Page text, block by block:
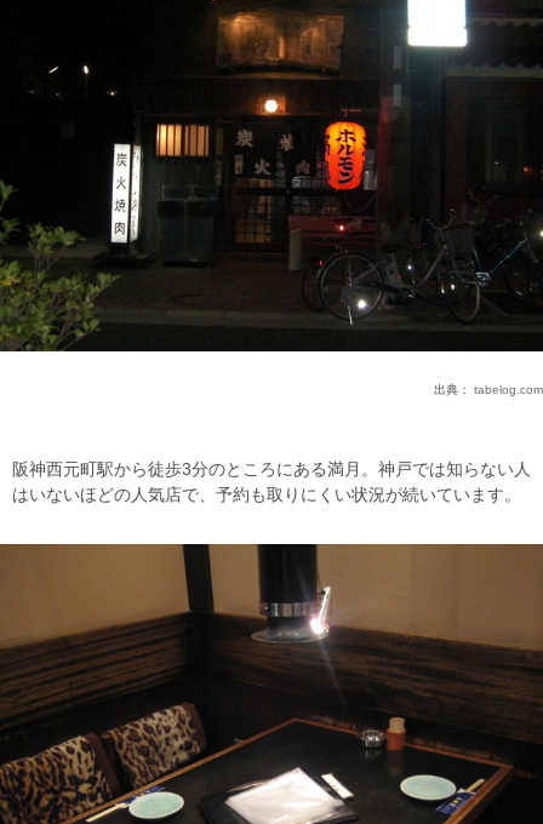
出典： tabelog.com
阪神西元町駅から徒歩3分のところにある満月。神戸では知らない人
はいないほどの人気店で、予約も取りにくい状況が続いています。